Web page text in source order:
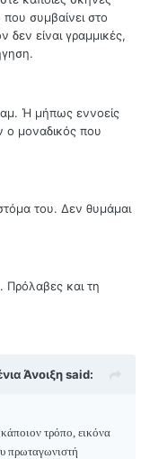
συμβαίνει στο
δεν είναι γραμμικές,
Ή μήπως εννοείς
ο μοναδικός που
του. Δεν θυμάμαι
Πρόλαβες και τη
Άνοιξη said:
τρόπο, εικόνα
πρωταγωνιστή